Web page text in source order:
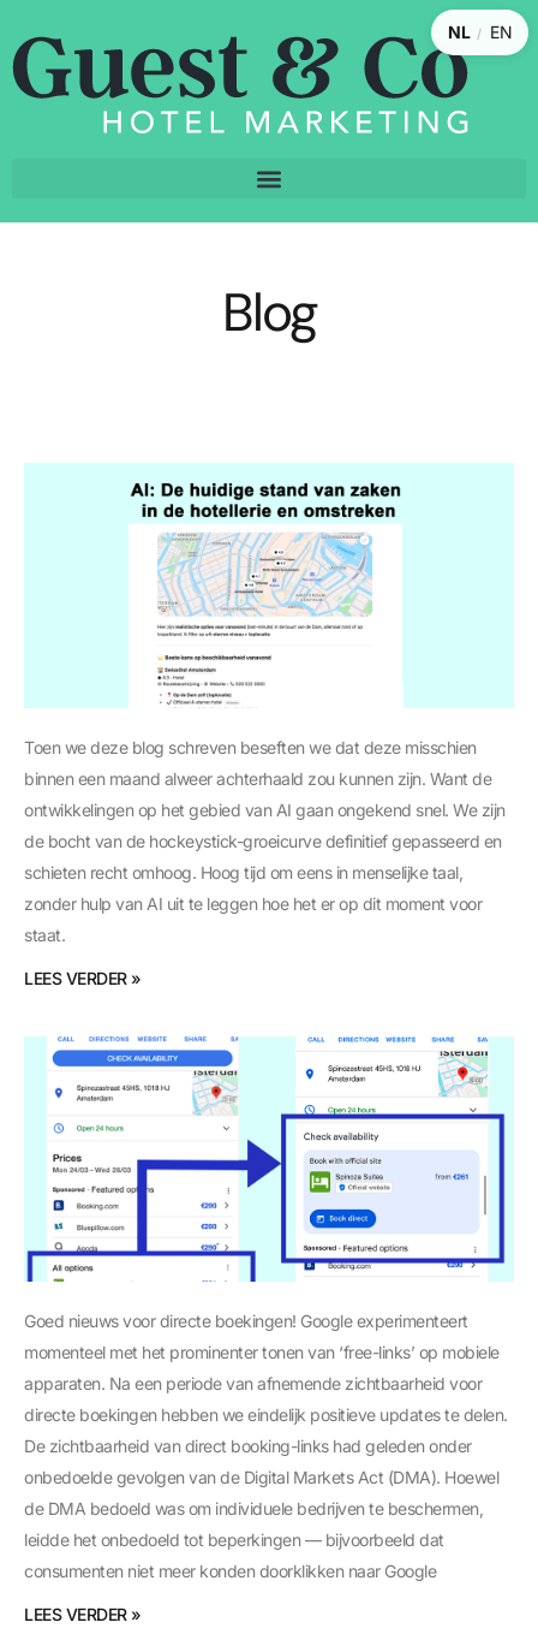
NL / EN
Blog
Toen we deze blog schreven beseften we dat deze misschien
binnen een maand alweer achterhaald zou kunnen zijn. Want de
ontwikkelingen op het gebied van AI gaan ongekend snel. We zijn
de bocht van de hockeystick-groeicurve definitief gepasseerd en
schieten recht omhoog. Hoog tijd om eens in menselijke taal,
zonder hulp van AI uit te leggen hoe het er op dit moment voor
staat.
LEES VERDER »
Goed nieuws voor directe boekingen! Google experimenteert
momenteel met het prominenter tonen van ‘free-links’ op mobiele
apparaten. Na een periode van afnemende zichtbaarheid voor
directe boekingen hebben we eindelijk positieve updates te delen.
De zichtbaarheid van direct booking-links had geleden onder
onbedoelde gevolgen van de Digital Markets Act (DMA). Hoewel
de DMA bedoeld was om individuele bedrijven te beschermen,
leidde het onbedoeld tot beperkingen — bijvoorbeeld dat
consumenten niet meer konden doorklikken naar Google
LEES VERDER »